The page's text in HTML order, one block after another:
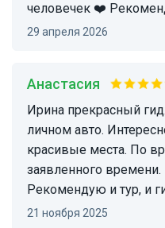
человечек ❤️
29 апреля 2026
Анастасия
Ирина прекрасный гид. Встретила с мужем на
личном авто.
красивые места. По
заявленного времени.
Рекомендую и тур, и
21 ноября 2025